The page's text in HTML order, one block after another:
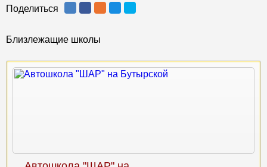
Поделиться
Близлежащие школы